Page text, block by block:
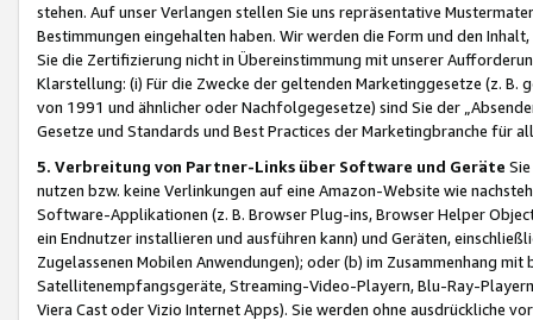
stehen. Auf unser Verlangen stellen Sie uns repräsentative
Bestimmungen eingehalten haben. Wir werden die Form und den
Sie die Zertifizierung nicht in Übereinstimmung mit unserer
Klarstellung: (i) Für die Zwecke der geltenden Marketinggesetze (z. B.
von 1991 und ähnlicher oder Nachfolgegesetze) sind Sie der
Gesetze und Standards und Best Practices der Marketingbranche für
5. Verbreitung von Partner-Links über Software und Geräte
nutzen bzw. keine Verlinkungen auf eine Amazon-Website wie
Software-Applikationen (z. B. Browser Plug-ins, Browser Helper
ein Endnutzer installieren und ausführen kann) und Geräten,
Zugelassenen Mobilen Anwendungen); oder (b) im Zusammenhang
Satellitenempfangsgeräte, Streaming-Video-Playern, Blu-Ray-
Viera Cast oder Vizio Internet Apps). Sie werden ohne ausdrückliche